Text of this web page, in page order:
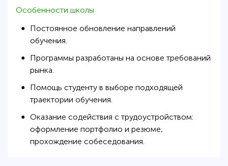
Особенности школы
●
Постоянное обновление направлений
обучения.
●
Программы разработаны на основе требований
рынка.
●
Помощь студенту в выборе подходящей
траектории обучения.
● Оказание содействия с трудоустройством:
оформление портфолио и резюме,
прохождение собеседования.